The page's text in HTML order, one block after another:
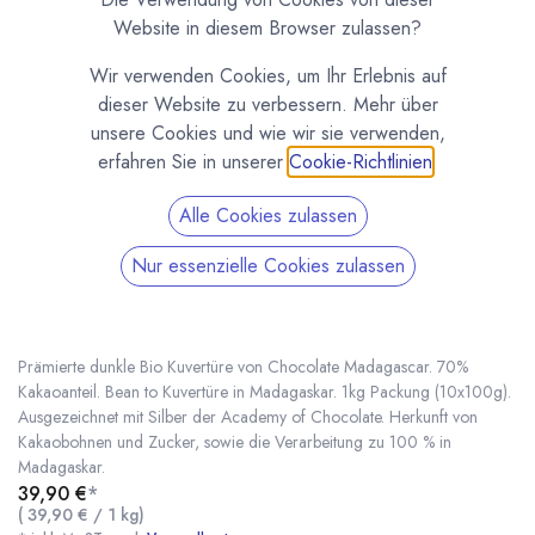
1kg Bio Kuvertüre 70% - Chocolat Madagascar
Prämierte dunkle Bio Kuvertüre von Chocolate Madagascar. 70%
Kakaoanteil. Bean to Kuvertüre in Madagaskar. 1kg Packung (10x100g).
Ausgezeichnet mit Silber der Academy of Chocolate. Herkunft von
Kakaobohnen und Zucker, sowie die Verarbeitung zu 100 % in
Madagaskar.
39,90 €*
( 39,90 € / 1 kg)
Website in diesem Browser zulassen?
Wir verwenden Cookies, um Ihr Erlebnis auf
dieser Website zu verbessern. Mehr über
unsere Cookies und wie wir sie verwenden,
erfahren Sie in unserer Cookie-Richtlinien
Alle Cookies zulassen
Nur essenzielle Cookies zulassen